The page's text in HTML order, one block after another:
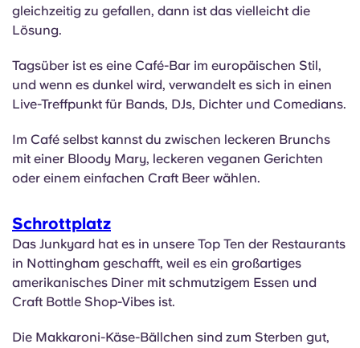
Portuguese
gleichzeitig zu gefallen, dann ist das vielleicht die
Lösung.
Tagsüber ist es eine Café-Bar im europäischen Stil,
und wenn es dunkel wird, verwandelt es sich in einen
Live-Treffpunkt für Bands, DJs, Dichter und Comedians.
Im Café selbst kannst du zwischen leckeren Brunchs
mit einer Bloody Mary, leckeren veganen Gerichten
oder einem einfachen Craft Beer wählen.
Schrottplatz
Das Junkyard hat es in unsere Top Ten der Restaurants
in Nottingham geschafft, weil es ein großartiges
amerikanisches Diner mit schmutzigem Essen und
Craft Bottle Shop-Vibes ist.
Die Makkaroni-Käse-Bällchen sind zum Sterben gut,